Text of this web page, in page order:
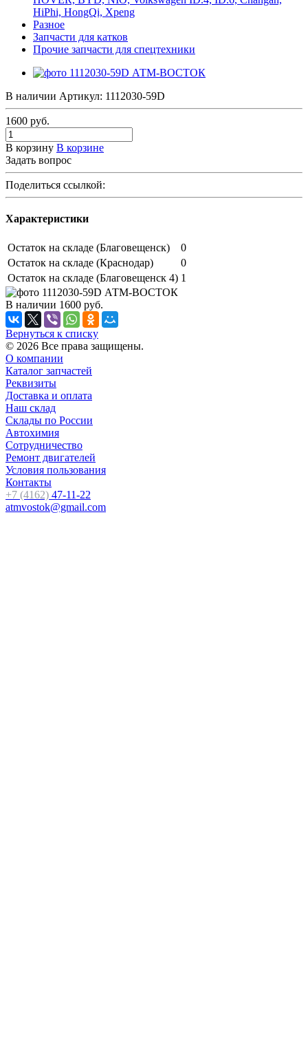
HiPhi, HongQi, Xpeng
Разное
Запчасти для катков
Прочие запчасти для спецтехники
В наличии Артикул: 1112030-59D
1600 руб.
В корзину В корзине
Задать вопрос
Поделиться ссылкой:
Характеристики
Остаток на складе (Благовещенск)
0
Остаток на складе (Краснодар)
0
Остаток на складе (Благовещенск 4) 1
В наличии 1600 руб.
Вернуться к списку
© 2026 Все права защищены.
О компании
Каталог запчастей
Реквизиты
Доставка и оплата
Наш склад
Склады по России
Автохимия
Сотрудничество
Ремонт двигателей
Условия пользования
Контакты
+7 (4162) 47-11-22
atmvostok@gmail.com